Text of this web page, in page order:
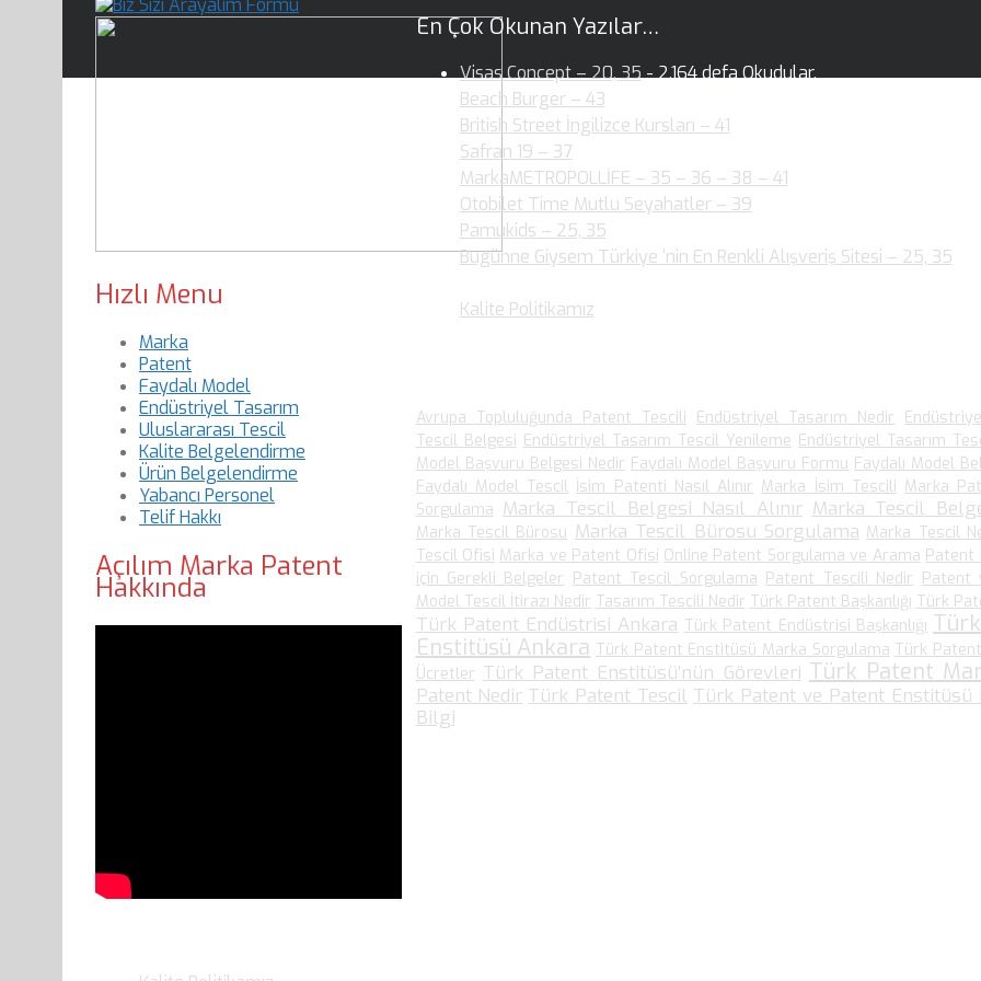
Hızlı Menu
Marka
Patent
Faydalı Model
Endüstriyel Tasarım
Uluslararası Tescil
Kalite Belgelendirme
Ürün Belgelendirme
Yabancı Personel
Telif Hakkı
Açılım Marka Patent
Hakkında
En Çok Okunan Yazılar…
Visas Concept – 20, 35- 2.164 defa Okudular.
Beach Burger – 43
British Street İngilizce Kursları – 41
Safran 19 – 37
MarkaMETROPOLLİFE – 35 – 36 – 38 – 41
Otobilet Time Mutlu Seyahatler – 39
Pamukids – 25, 35
Bugünne Giysem Türkiye ‘nin En Renkli Alışveriş Sitesi – 25, 35
Kalite Politikamız
Avrupa Topluluğunda Patent Tescili Endüstriyel Tasarım Nedir
Tescil Belgesi Endüstriyel Tasarım Tescil Yenileme Endüstriyel Tasarım
Model Başvuru Belgesi Nedir Faydalı Model Başvuru Formu Faydalı Model
Faydalı Model Tescil İsim Patenti Nasıl Alınır Marka İsim Tescili Marka
Sorgulama Marka Tescil Belgesi Nasıl Alınır Marka Tescil
Marka Tescil Bürosu Marka Tescil Bürosu Sorgulama Marka Tescil
Tescil Ofisi Marka ve Patent Ofisi Online Patent Sorgulama ve Arama Patent
için Gerekli Belgeler Patent Tescil Sorgulama Patent Tescili Nedir Patent
Model Tescil İtirazı Nedir Tasarım Tescili Nedir Türk Patent Başkanlığı Türk
Türk Patent Endüstrisi Ankara Türk Patent Endüstrisi Başkanlığı
Enstitüsü Ankara Türk Patent Enstitüsü Marka Sorgulama Türk
Ücretler Türk Patent Enstitüsü’nün Görevleri Türk Patent
Patent Nedir Türk Patent Tescil Türk Patent ve Patent Enstitüsü
Bilgi